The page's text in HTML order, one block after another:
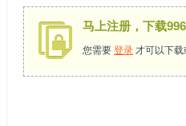
马上注册，下载
您需要 登录 才可以下载